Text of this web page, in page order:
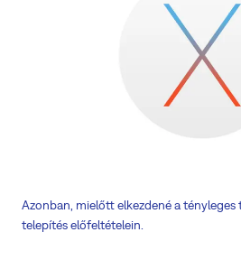
Azonban, mielőtt elkezdené a tényleges
telepítés előfeltételein.